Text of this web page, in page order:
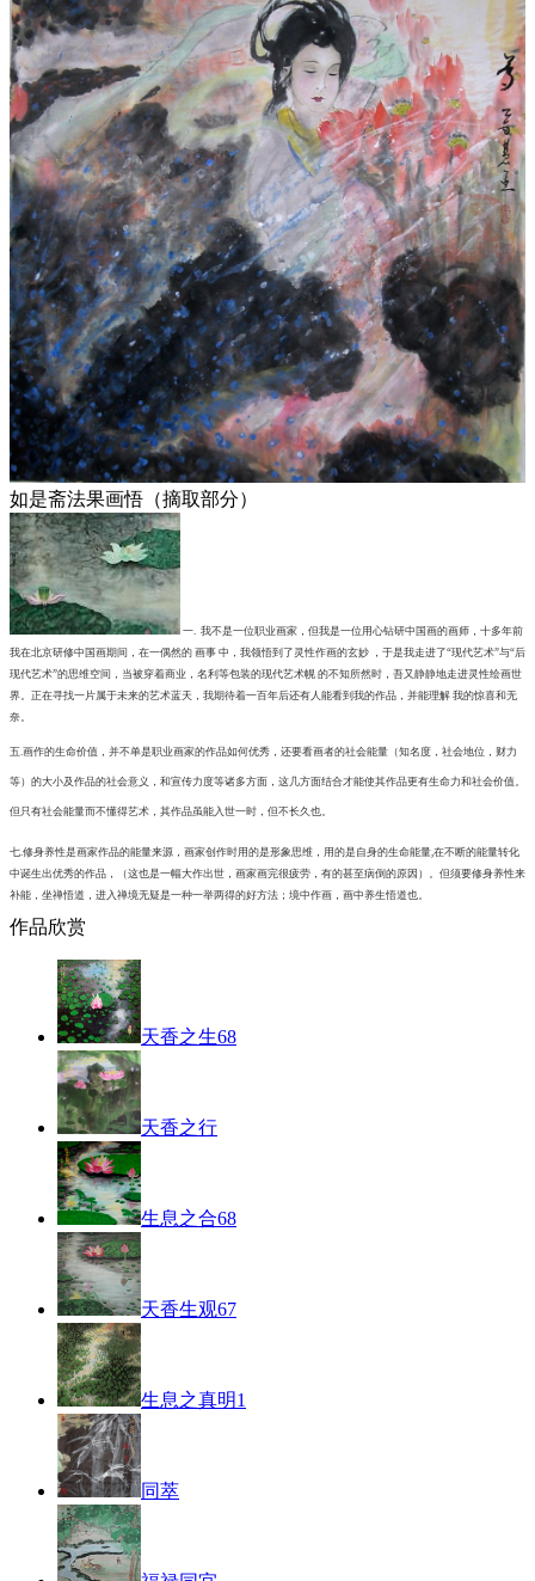
如是斋法果画悟（摘取部分）
一. 我不是一位职业画家，但我是一位用心钻研中国画的画师，十多年前
我在北京研修中国画期间，在一偶然的 画事 中，我领悟到了灵性作画的玄妙 ，于是我走进了“现代艺术”与“后
现代艺术”的思维空间，当被穿着商业，名利等包装的现代艺术幌 的不知所然时，吾又静静地走进灵性绘画世
界。正在寻找一片属于未来的艺术蓝天，我期待着一百年后还有人能看到我的作品，并能理解 我的惊喜和无
奈。
五.画作的生命价值，并不单是职业画家的作品如何优秀，还要看画者的社会能量（知名度，社会地位，财力
等）的大小及作品的社会意义，和宣传力度等诸多方面，这几方面结合才能使其作品更有生命力和社会价值 。
但只有社会能量而不懂得艺术，其作品虽能入世一时，但不长久也。
七.修身养性是画家作品的能量来源，画家创作时用的是形象思维，用的是自身的生命能量,在不断的能量转化
中诞生出优秀的作品，（这也是一幅大作出世，画家画完很疲劳，有的甚至病倒的原因）。 但须要修身养性来
补能，坐禅悟道，进入禅境无疑是一种一举两得的好方法；境中作画，画中养生悟道也。
作品欣赏
天香之生68
天香之行
生息之合68
天香生观67
生息之真明1
同萃